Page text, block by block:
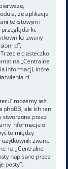
że aplikacja
tekstowymi
przeglądarki.
zwany
id”,
ciasteczko
na „Centralne
informacji, które
ci
możemy też
phpBB, ale ich ten
stworzone przez
informacje o
to między
zwane
na „Centralne
napisane przez
posty”.